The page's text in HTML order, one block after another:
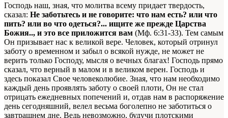
Господь наш, зная, что молитва всему придает твердость,
сказал: Не заботьтесь и не говорите: что нам есть? или что
пить? или во что одеться?... ищите же прежде Царства
Божия.., и это все приложится вам (Мф. 6:31-33). Тем самым
Он призывает нас к великой вере. Человек, который отринул
заботу о временном и забыл о всякой нужде, не может не
верить только Господу, мысля о вечных благах! Господь прямо
сказал, что верный в малом и в великом верен. Господь и
здесь показал Свое человеколюбие. Зная, что нам необходимо
каждый день проявлять заботу о своей плоти, Он не стал
отрицать ежедневных попечений и, отдав нам в распоряжение
день сегодняшний, велел весьма боголепно не заботиться о
завтрашнем дне. Ведь невозможно, будучи плотскими